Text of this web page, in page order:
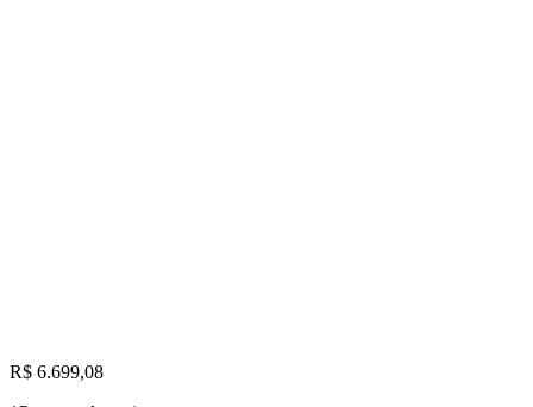
R$ 6.699,08